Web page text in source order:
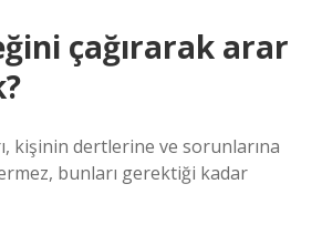
çağırarak arar
kişinin dertlerine ve sorunlarına
bunları gerektiği kadar